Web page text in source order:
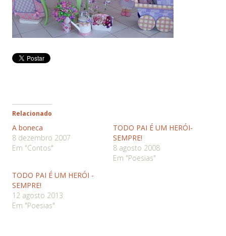
Relacionado
A boneca
8 dezembro 2007
Em "Contos"
TODO PAI É UM HERÓI-
SEMPRE!
8 agosto 2008
Em "Poesias"
TODO PAI É UM HERÓI -
SEMPRE!
12 agosto 2013
Em "Poesias"